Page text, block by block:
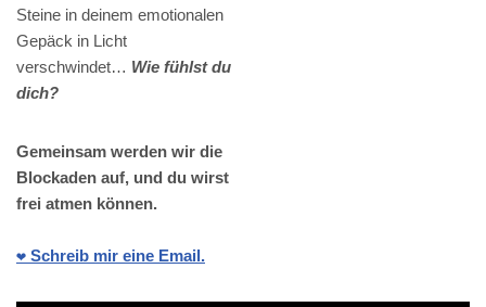
Steine in deinem emotionalen
Gepäck in Licht
verschwindet… Wie fühlst du
dich?
Gemeinsam werden wir die
Blockaden auf, und du wirst
frei atmen können.
❤️ Schreib mir eine Email.